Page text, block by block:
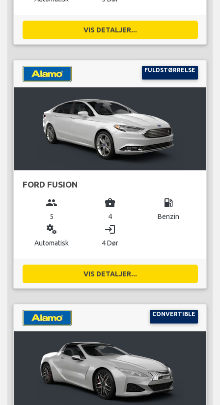
VIS DETALJER...
FULDSTØRRELSE
FORD FUSION
group
5
business_center
4
local_gas_station
Benzin
miscellaneous_services
Automatisk
login
4 Dør
VIS DETALJER...
CONVERTIBLE